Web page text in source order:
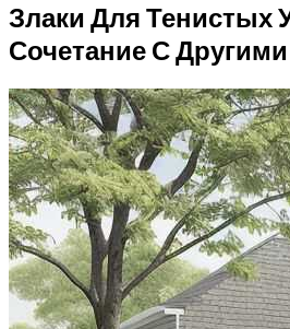
Злаки Для Тенистых
Сочетание С